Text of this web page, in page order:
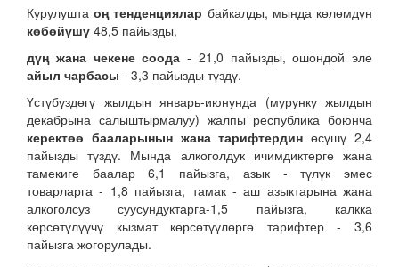
Курулуштаоң тенденциялар байкалды, мында көлөмдүн
көбөйүшү 48,5 пайызды,
дүң жана чекене соода - 21,0 пайызды, ошондой эле
айыл чарбасы - 3,3 пайызды түздү.
Үстүбүздөгү жылдын январь-июнунда (мурунку жылдын
декабрына салыштырмалуу) жалпы республика боюнча
керектөө бааларынын жана тарифтердин өсүшү 2,4
пайызды түздү. Мында алкоголдук ичимдиктерге жана
тамекиге баалар 6,1 пайызга, азык - түлүк эмес
товарларга - 1,8 пайызга, тамак - аш азыктарына жана
алкоголсуз суусундуктарга-1,5 пайызга, калкка
көрсөтүлүүчү кызмат көрсөтүүлөргө тарифтер - 3,6
пайызга жогорулады.